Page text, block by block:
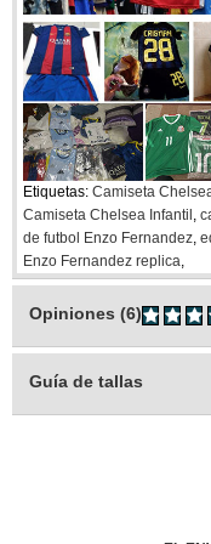
Etiquetas: Camiseta
Camiseta Chelsea Infantil ,
de futbol Enzo Fernandez,
Enzo Fernandez replica,
Opiniones (6)
Guía de tallas